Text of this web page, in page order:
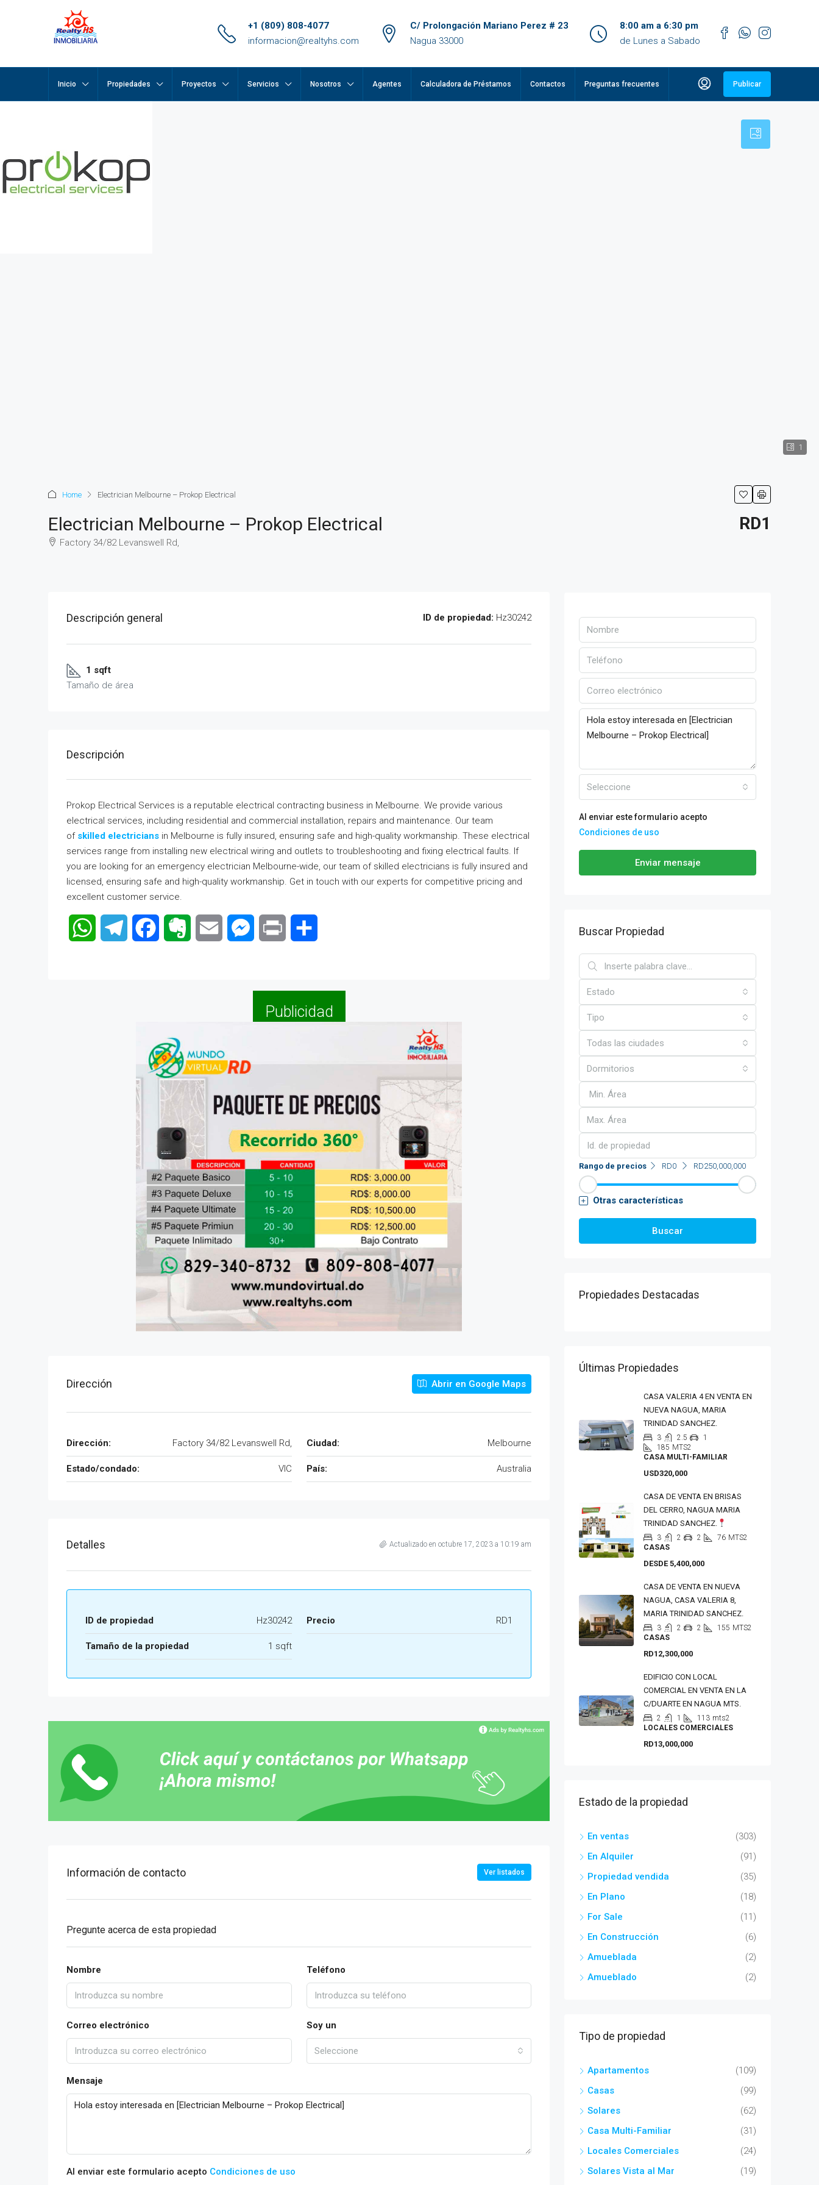
+1 (809) 808-4077
informacion@realtyhs.com
C/ Prolongación Mariano Perez # 23
Nagua 33000
8:00 am a 6:30 pm
de Lunes a Sabado
Inicio Propiedades Proyectos Servicios Nosotros Agentes Calculadora de Préstamos Contactos Preguntas frecuentes Publicar
1
Home Electrician Melbourne – Prokop Electrical
Electrician Melbourne – Prokop Electrical
Factory 34/82 Levanswell Rd,
RD1
Descripción general ID de propiedad: Hz30242
1 sqft
Tamaño de área
Descripción
Prokop Electrical Services is a reputable electrical contracting business in Melbourne. We provide various
electrical services, including residential and commercial installation, repairs and maintenance. Our team
of skilled electricians in Melbourne is fully insured, ensuring safe and high-quality workmanship. These electrical
services range from installing new electrical wiring and outlets to troubleshooting and fixing electrical faults. If
you are looking for an emergency electrician Melbourne-wide, our team of skilled electricians is fully insured and
licensed, ensuring safe and high-quality workmanship. Get in touch with our experts for competitive pricing and
excellent customer service.
WhatsAppTelegram FacebookEvernote Email Messenger
Print
Publicidad
Dirección Abrir en Google Maps
Dirección: Factory 34/82 Levanswell Rd, Ciudad: Melbourne
Estado/condado: VIC País: Australia
Detalles Actualizado en octubre 17, 2023 a 10:19 am
ID de propiedad Hz30242 Precio RD1
Tamaño de la propiedad 1 sqft
Información de contacto Ver listados
Pregunte acerca de esta propiedad
Nombre Teléfono
Correo electrónico Soy un
Seleccione
Mensaje
Al enviar este formulario acepto Condiciones de uso
Seleccione
Al enviar este formulario acepto
Condiciones de uso
Enviar mensaje
Buscar Propiedad
Estado
Tipo
Todas las ciudades
Dormitorios
Rango de precios RD0 RD250,000,000
Otras características
Buscar
Propiedades Destacadas
Últimas Propiedades
CASA VALERIA 4 EN VENTA EN
NUEVA NAGUA, MARIA
TRINIDAD SANCHEZ.
3 2.5
1
185 MTS2
CASA MULTI-FAMILIAR
USD320,000
CASA DE VENTA EN BRISAS
DEL CERRO, NAGUA MARIA
TRINIDAD SANCHEZ.
3 2 2 76 MTS2
CASAS
DESDE 5,400,000
CASA DE VENTA EN NUEVA
NAGUA, CASA VALERIA 8,
MARIA TRINIDAD SANCHEZ.
3 2 2 155 MTS2
CASAS
RD12,300,000
EDIFICIO CON LOCAL
COMERCIAL EN VENTA EN LA
C/DUARTE EN NAGUA MTS.
2 1 113 mts2
LOCALES COMERCIALES
RD13,000,000
Estado de la propiedad
En ventas
(303)
En Alquiler
(91)
Propiedad vendida
(35)
En Plano
(18)
For Sale
(11)
En Construcción
(6)
Amueblada
(2)
Amueblado
(2)
Tipo de propiedad
Apartamentos
(109)
Casas
(99)
Solares
(62)
Casa Multi-Familiar
(31)
Locales Comerciales
(24)
Solares Vista al Mar
(19)